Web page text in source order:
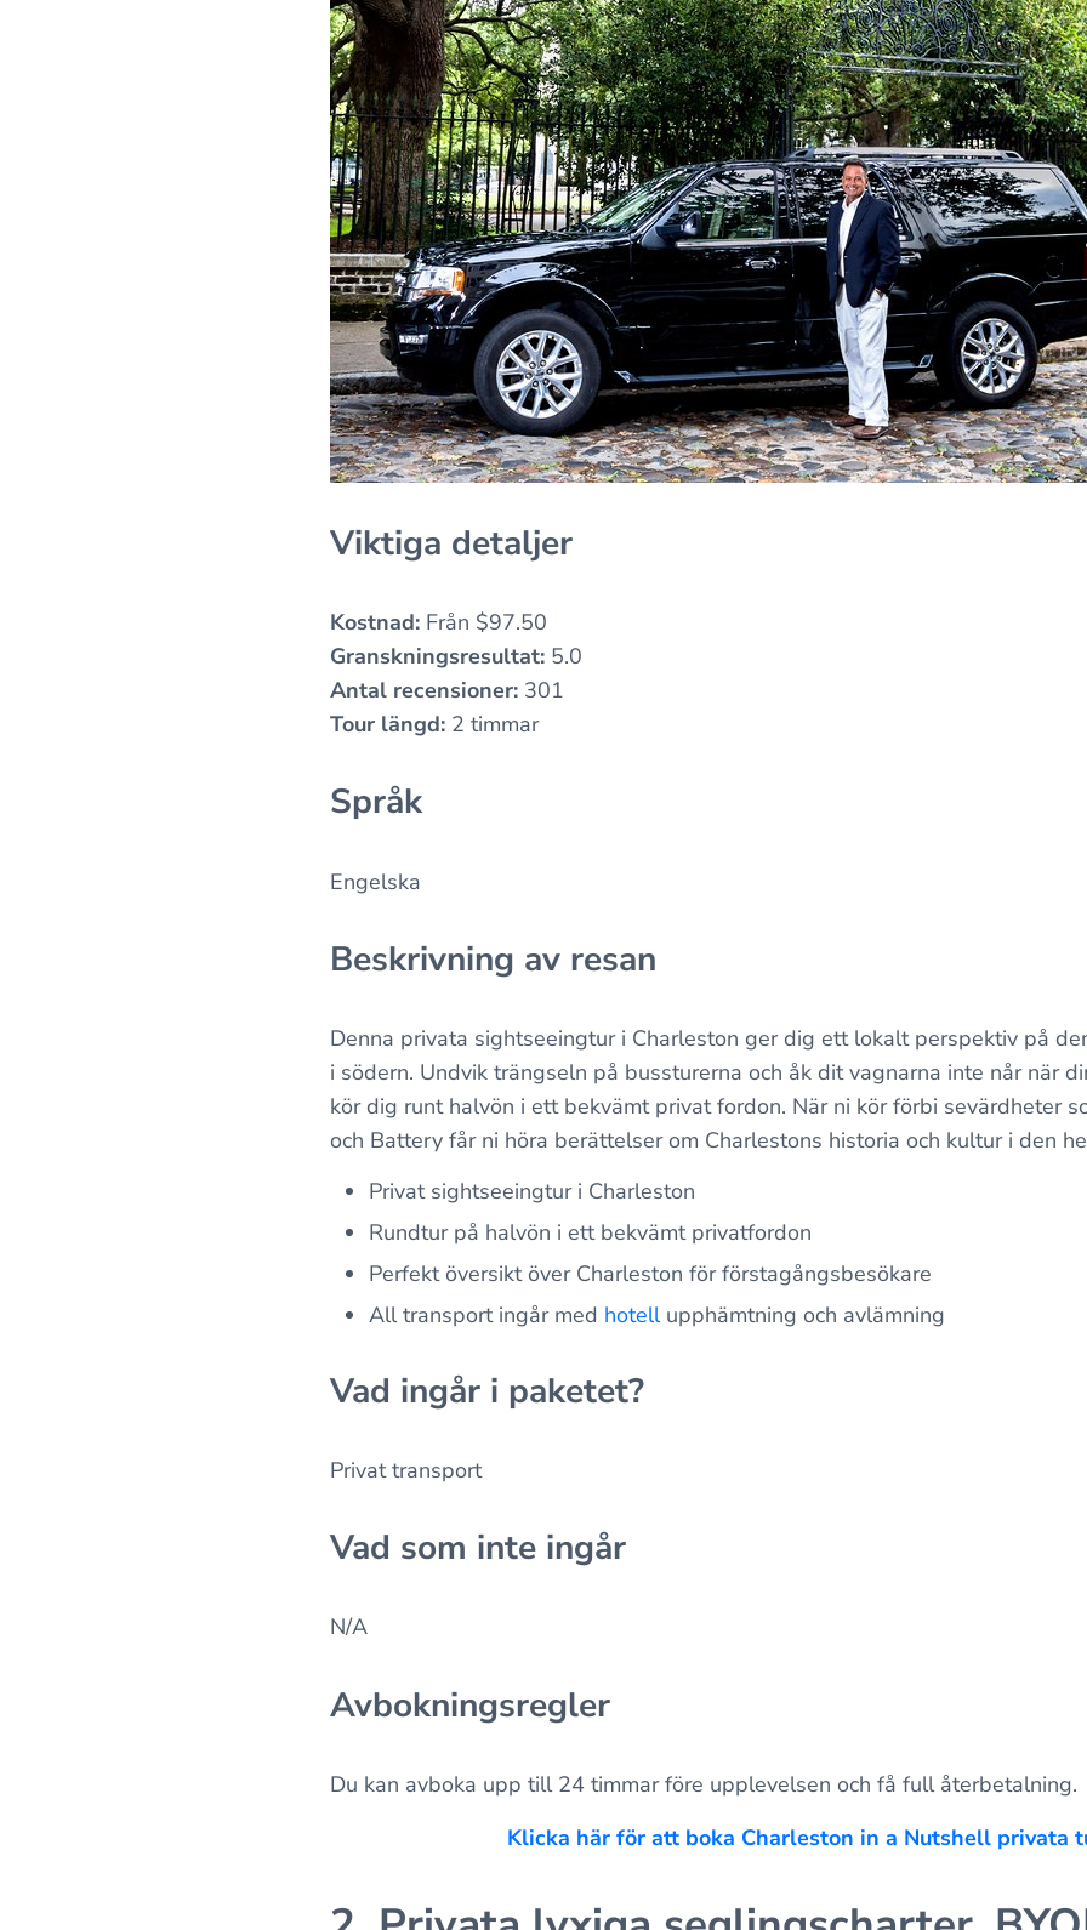
Viktiga detaljer
Kostnad: Från $97.50
Granskningsresultat: 5.0
Antal recensioner: 301
Tour längd: 2 timmar
Språk
Engelska
Beskrivning av resan
Denna privata sightseeingtur i Charleston ger dig ett lokalt perspektiv på
i södern. Undvik trängseln på bussturerna och åk dit vagnarna inte når när
kör dig runt halvön i ett bekvämt privat fordon. När ni kör förbi sevärdheter
och Battery får ni höra berättelser om Charlestons historia och kultur i den
Privat sightseeingtur i Charleston
Rundtur på halvön i ett bekvämt privatfordon
Perfekt översikt över Charleston för förstagångsbesökare
All transport ingår med hotellupphämtning och avlämning
Vad ingår i paketet?
Privat transport
Vad som inte ingår
N/A
Avbokningsregler
Du kan avboka upp till 24 timmar före upplevelsen och få full återbetalning.
Klicka här för att boka Charleston in a Nutshell privata